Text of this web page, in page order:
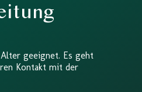
geeignet. Es geht
Kontakt mit der